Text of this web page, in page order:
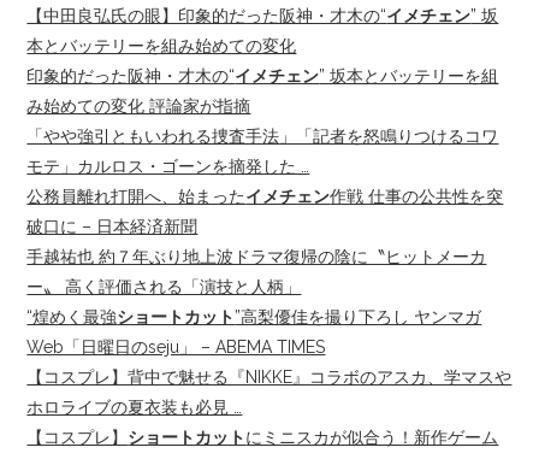
【中田良弘氏の眼】印象的だった阪神・才木の“イメチェン” 坂
本とバッテリーを組み始めての変化
印象的だった阪神・才木の“イメチェン” 坂本とバッテリーを組
み始めての変化 評論家が指摘
「やや強引ともいわれる捜査手法」「記者を怒鳴りつけるコワ
モテ」カルロス・ゴーンを摘発した …
公務員離れ打開へ、始まったイメチェン作戦 仕事の公共性を突
破口に – 日本経済新聞
手越祐也 約７年ぶり地上波ドラマ復帰の陰に〝ヒットメーカ
ー〟 高く評価される「演技と人柄」
“煌めく最強ショートカット”高梨優佳を撮り下ろし ヤンマガ
Web「日曜日のseju」 – ABEMA TIMES
【コスプレ】背中で魅せる『NIKKE』コラボのアスカ、学マスや
ホロライブの夏衣装も必見 …
【コスプレ】 ショートカットにミニスカが似合う！新作ゲーム